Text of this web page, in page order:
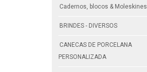
Cadernos, blocos & Moleskines
BRINDES - DIVERSOS
CANECAS DE PORCELANA
PERSONALIZADA